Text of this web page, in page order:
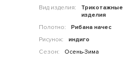
Вид изделия:
Трикотажные
изделия
Полотно:
Рибана начес
Рисунок:
индиго
Сезон:
Осень-Зима